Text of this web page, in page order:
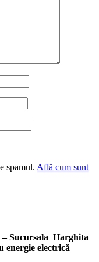
spamul. Află cum sunt
Sucursala Harghita
energie electrică